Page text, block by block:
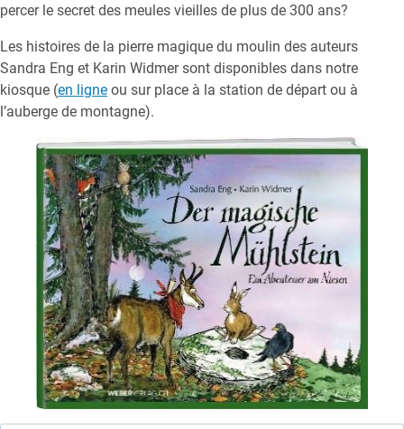
percer le secret des meules vieilles de plus de 300 ans?
Les histoires de la pierre magique du moulin des auteurs
Sandra Eng et Karin Widmer sont disponibles dans notre
kiosque (en ligne ou sur place à la station de départ ou à
l’auberge de montagne).